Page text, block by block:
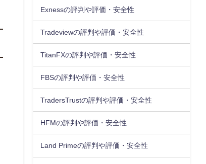
Exnessの評判や評価・安全性
Tradeviewの評判や評価・安全性
TitanFXの評判や評価・安全性
FBSの評判や評価・安全性
TradersTrustの評判や評価・安全性
HFMの評判や評価・安全性
Land Primeの評判や評価・安全性